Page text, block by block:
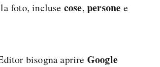
foto, incluse cose,persone e
bisogna aprire Google